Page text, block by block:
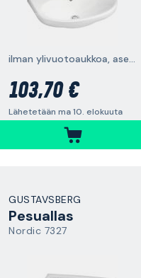
ilman ylivuotoaukkoa, asennettavaksi pulteilla/kannakkeilla
103,70 €
Lähetetään ma 10. elokuuta
GUSTAVSBERG
Pesuallas
Nordic 7327